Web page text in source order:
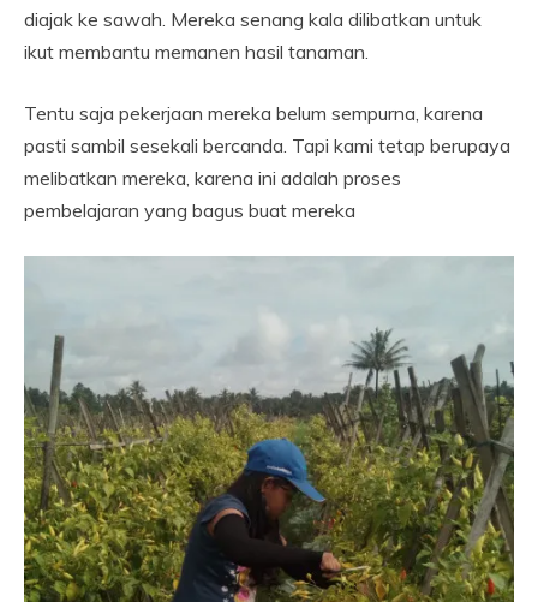
diajak ke sawah. Mereka senang kala dilibatkan untuk
ikut membantu memanen hasil tanaman.
Tentu saja pekerjaan mereka belum sempurna, karena
pasti sambil sesekali bercanda. Tapi kami tetap berupaya
melibatkan mereka, karena ini adalah proses
pembelajaran yang bagus buat mereka